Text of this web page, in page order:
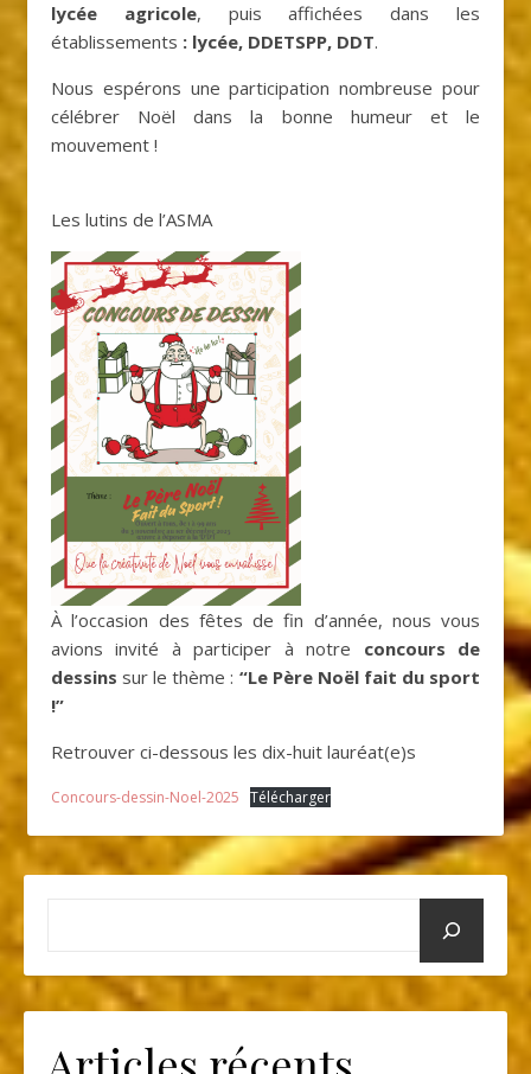
lycée agricole, puis affichées dans les
établissements : lycée, DDETSPP, DDT.
Nous espérons une participation nombreuse pour
célébrer Noël dans la bonne humeur et le
mouvement !
Les lutins de l’ASMA
À l’occasion des fêtes de fin d’année, nous vous
avions invité à participer à notre concours de
dessins sur le thème : “Le Père Noël fait du sport
!”
Retrouver ci-dessous les dix-huit lauréat(e)s
Concours-dessin-Noel-2025 Télécharger